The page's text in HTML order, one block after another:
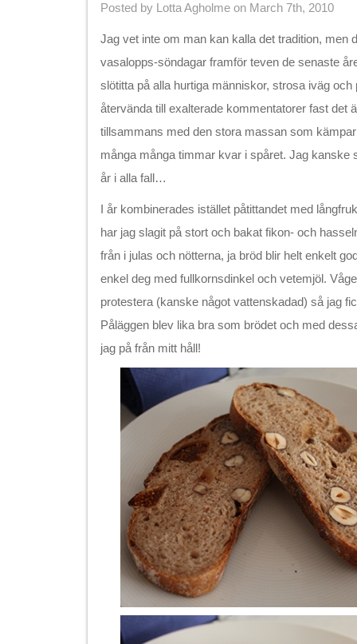
Posted by Lotta Agholme on March 7th, 2010
Jag vet inte om man kan kalla det tradition, men
vasalopps-söndagar framför teven de senaste
slötitta på alla hurtiga människor, strosa iväg
återvända till exalterade kommentatorer fast det
tillsammans med den stora massan som
många många timmar kvar i spåret. Jag kanske
år i alla fall…
I år kombinerades istället påtittandet med
har jag slagit på stort och bakat fikon- och
från i julas och nötterna, ja bröd blir helt enkelt
enkel deg med fullkornsdinkel och vetemjöl.
protestera (kanske något vattenskadad) så jag
Påläggen blev lika bra som brödet och med
jag på från mitt håll!